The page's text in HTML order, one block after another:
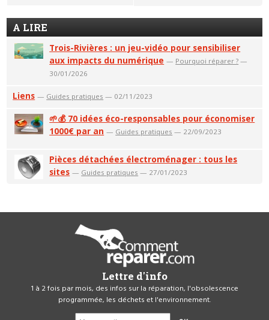
A LIRE
Trois-Rivières : un jeu-vidéo pour sensibiliser
aux impacts du numérique — Pourquoi réparer ? —
30/01/2026
Liens — Guides pratiques — 02/11/2023
🌱💰 70 idées éco-responsables pour économiser
1000€ par an — Guides pratiques — 22/09/2023
Pièces détachées électroménager : tous les
sites — Guides pratiques — 27/01/2023
Lettre d'info
1 à 2 fois par mois, des infos sur la réparation, l'obsolescence
programmée, les déchets et l'environnement.